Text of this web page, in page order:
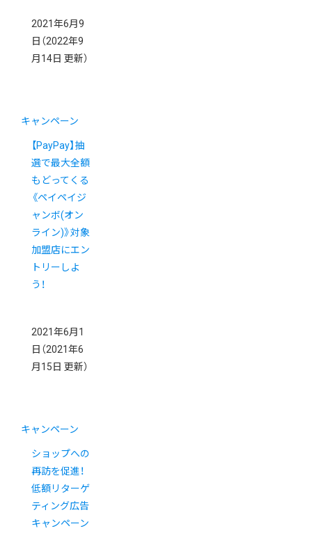
2021年6月9
日 （2022年9
月14日 更新）
キャンペーン
【PayPay】抽
選で最大全額
もどってくる
《ペイペイジ
ャンボ(オン
ライン)》対象
加盟店にエン
トリーしよ
う！
2021年6月1
日 （2021年6
月15日 更新）
キャンペーン
ショップへの
再訪を促進！
低額リターゲ
ティング広告
キャンペーン